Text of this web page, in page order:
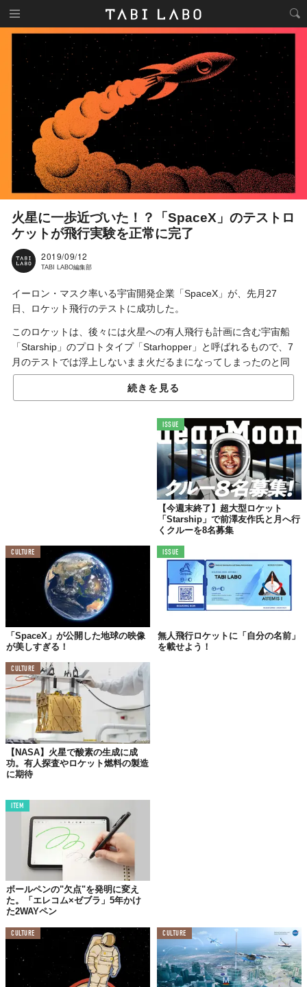
火星に一歩近づいた！？「SpaceX」のテストロ
ケットが飛行実験を正常に完了
2019/09/12
TABI LABO編集部
イーロン・マスク率いる宇宙開発企業「SpaceX」が、先月27
日、ロケット飛行のテストに成功した。
このロケットは、後々には火星への有人飛行も計画に含む宇宙船
「Starship」のプロトタイプ「Starhopper」と呼ばれるもので、7
月のテストでは浮上しないまま火だるまになってしまったのと同
一機体。
今回は、しっかり地面から打ち上がり、上空500フィート（約
150m）ほどに達したのちに着陸。飛行は1分弱続いた。着陸後も
機体に損傷はなし。この様子については記事の最後に貼った
YouTubeで見ることができるのでチェックしてほしい。
火星へ民間ロケットが有人飛行なんて、きっとまだまだ先の
話……と思っていると、思わぬ早さで実現になるかもしれない。
先日、中国のネット大手・アリババ集団のジャック・マー氏との
対談でも、常人の理解のはるか先をいくAI観を語っていたイーロ
ン・マスク氏が仕掛けていることなので、我々が考えるよりずっ
と、火星までの“距離が縮んだ”と感じているはずだ。
今回の飛行テストの成功を受け、マスク氏は「いつかStarshipは
火星の粗い砂の上に着陸するだろう」ともツイートしている。
pic.twitter.com/EfENYVdOzM
TABI LABO
続きを見る
ISSUE
【今週末終了】超大型ロケット
「Starship」で前澤友作氏と月へ行
くクルーを8名募集
CULTURE
「SpaceX」が公開した地球の映像
が美しすぎる！
ISSUE
無人飛行ロケットに「自分の名前」
を載せよう！
CULTURE
【NASA】火星で酸素の生成に成
功。有人探査やロケット燃料の製造
に期待
ITEM
ボールペンの"欠点"を発明に変え
た。「エレコム×ゼブラ」5年かけ
た2WAYペン
CULTURE CULTURE